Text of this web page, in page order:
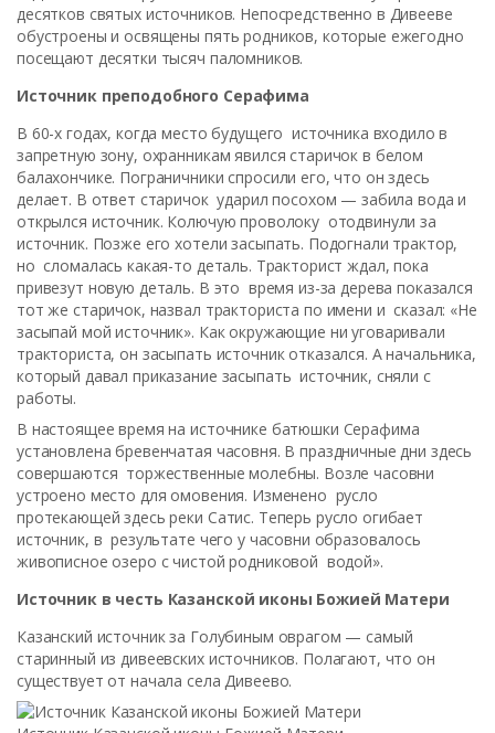
десятков святых источников. Непосредственно в Дивееве
обустроены и освящены пять родников, которые ежегодно
посещают десятки тысяч паломников.
Источник преподобного Серафима
В 60-х годах, когда место будущего источника входило в
запретную зону, охранникам явился старичок в белом
балахончике. Пограничники спросили его, что он здесь
делает. В ответ старичок ударил посохом — забила вода и
открылся источник. Колючую проволоку отодвинули за
источник. Позже его хотели засыпать. Подогнали трактор,
но сломалась какая-то деталь. Тракторист ждал, пока
привезут новую деталь. В это время из-за дерева показался
тот же старичок, назвал тракториста по имени и сказал: «Не
засыпай мой источник». Как окружающие ни уговаривали
тракториста, он засыпать источник отказался. А начальника,
который давал приказание засыпать источник, сняли с
работы.
В настоящее время на источнике батюшки Серафима
установлена бревенчатая часовня. В праздничные дни здесь
совершаются торжественные молебны. Возле часовни
устроено место для омовения. Изменено русло
протекающей здесь реки Сатис. Теперь русло огибает
источник, в результате чего у часовни образовалось
живописное озеро с чистой родниковой водой».
Источник в честь Казанской иконы Божией Матери
Казанский источник за Голубиным оврагом — самый
старинный из дивеевских источников. Полагают, что он
существует от начала села Дивеево.